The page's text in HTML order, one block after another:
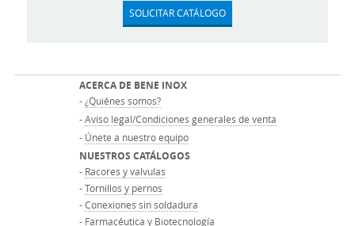
SOLICITAR CATÁLOGO
ACERCA DE BENE INOX
-¿Quiénes somos?
-Aviso legal/Condiciones generales de venta
- Únete a nuestro equipo
NUESTROS CATÁLOGOS
- Racores y valvulas
-Tornillos y pernos
-Conexiones sin soldadura
- Farmacéutica y Biotecnología